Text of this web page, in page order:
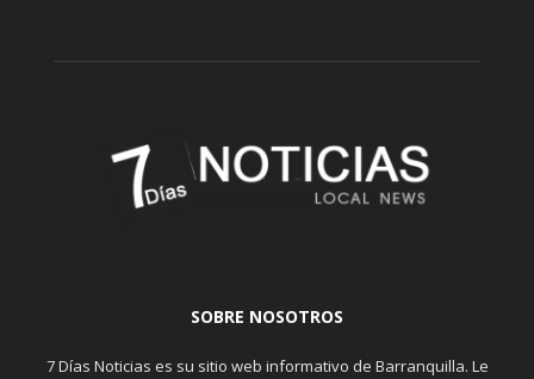
SOBRE NOSOTROS
7 Días Noticias es su sitio web informativo de Barranquilla. Le